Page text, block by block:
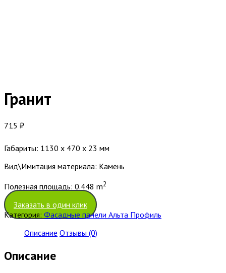
Гранит
715 ₽
Габариты: 1130 x 470 x 23 мм
Вид\Имитация материала: Камень
Полезная площадь: 0.448 m2
Заказать в один клик
Категория: Фасадные панели Альта Профиль
Описание Отзывы (0)
Описание